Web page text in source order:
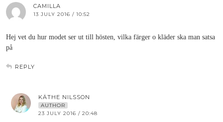
CAMILLA
13 JULY 2016 / 10:52
Hej vet du hur modet ser ut till hösten, vilka färger o kläder ska man satsa
på
REPLY
KÄTHE NILSSON
AUTHOR
23 JULY 2016 / 20:48